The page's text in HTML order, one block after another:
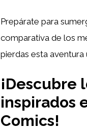
Prepárate para
comparativa de los
pierdas esta aventura
¡Descubre
inspirados
Comics!